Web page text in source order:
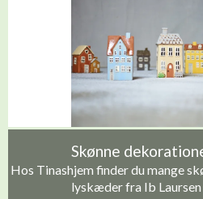
Skønne
Hos Tinashjem finder du mange
lyskæder fra Ib